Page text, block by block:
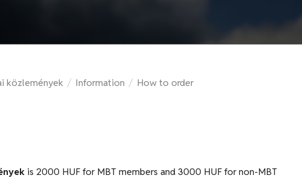
közlemények / Information / How to order
is 2000 HUF for MBT members and 3000 HUF for non-MBT